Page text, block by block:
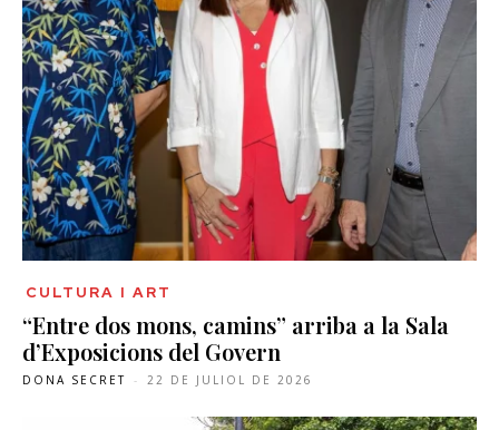
CULTURA I ART
“Entre dos mons, camins” arriba a la Sala
d’Exposicions del Govern
DONA SECRET - 22 DE JULIOL DE 2026